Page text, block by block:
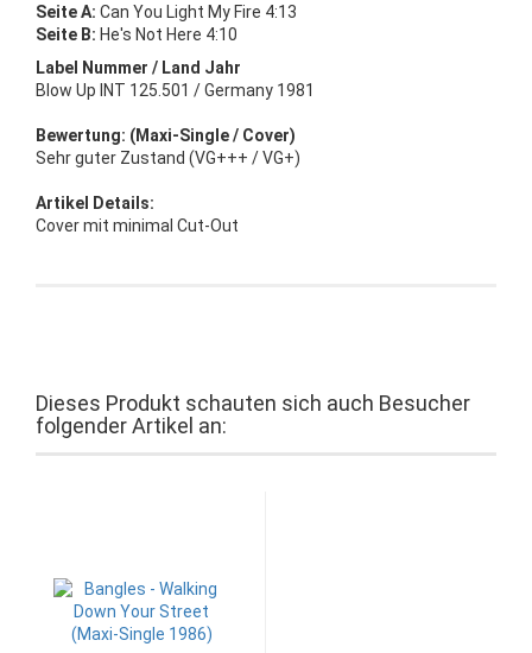
Seite A: Can You Light My Fire 4:13
Seite B: He's Not Here 4:10
Label Nummer / Land Jahr
Blow Up INT 125.501 / Germany 1981
Bewertung: (Maxi-Single / Cover)
Sehr guter Zustand (VG+++ / VG+)
Artikel Details:
Cover mit minimal Cut-Out
Dieses Produkt schauten sich auch Besucher
folgender Artikel an: